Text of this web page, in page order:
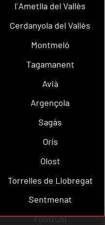
l´Ametlla del Vallès
Cerdanyola del Vallès
Montmeló
Tagamanent
Avià
Argençola
Sagàs
Orís
Olost
Torrelles de Llobregat
Sentmenat
Fontrubí